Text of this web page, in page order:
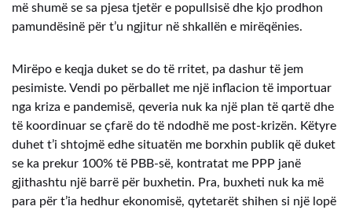
më shumë se sa pjesa tjetër e popullsisë dhe kjo prodhon
pamundësinë për t’u ngjitur në shkallën e mirëqënies.
Mirëpo e keqja duket se do të rritet, pa dashur të jem
pesimiste. Vendi po përballet me një inflacion të importuar
nga kriza e pandemisë, qeveria nuk ka një plan të qartë dhe
të koordinuar se çfarë do të ndodhë me post-krizën. Këtyre
duhet t’i shtojmë edhe situatën me borxhin publik që duket
se ka prekur 100% të PBB-së, kontratat me PPP janë
gjithashtu një barrë për buxhetin. Pra, buxheti nuk ka më
para për t’ia hedhur ekonomisë, qytetarët shihen si një lopë